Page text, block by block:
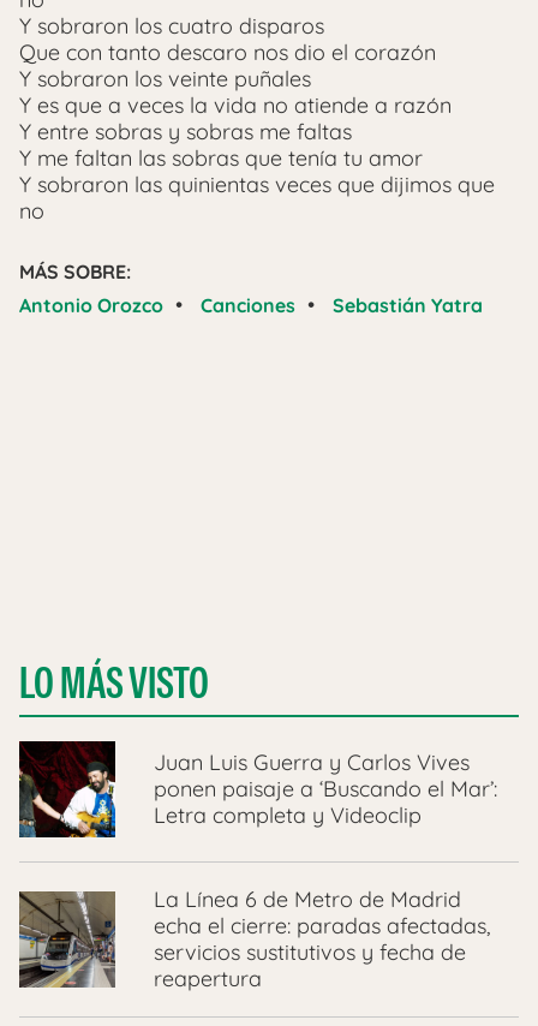
Y sobraron los cuatro disparos
Que con tanto descaro nos dio el corazón
Y sobraron los veinte puñales
Y es que a veces la vida no atiende a razón
Y entre sobras y sobras me faltas
Y me faltan las sobras que tenía tu amor
Y sobraron las quinientas veces que dijimos que
no
MÁS SOBRE:
Antonio Orozco • Canciones • Sebastián Yatra
LO MÁS VISTO
Juan Luis Guerra y Carlos Vives
ponen paisaje a ‘Buscando el Mar’:
Letra completa y Videoclip
La Línea 6 de Metro de Madrid
echa el cierre: paradas afectadas,
servicios sustitutivos y fecha de
reapertura